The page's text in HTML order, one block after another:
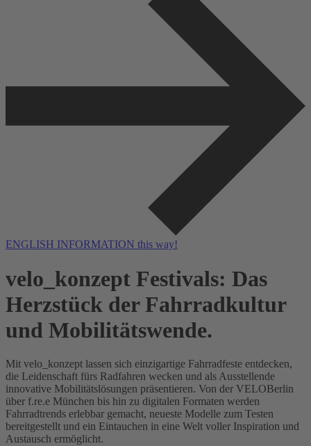
ENGLISH INFORMATION this way!
velo_konzept Festivals: Das
Herzstück der Fahrradkultur
und Mobilitätswende.
Mit velo_konzept lassen sich einzigartige Fahrradfeste entdecken,
die Leidenschaft fürs Radfahren wecken und als Ausstellende
innovative Mobilitätslösungen präsentieren. Von der VELOBerlin
über f.re.e München bis hin zu digitalen Formaten werden
Fahrradtrends erlebbar gemacht, neueste Modelle zum Testen
bereitgestellt und ein Eintauchen in eine Welt voller Inspiration und
Austausch ermöglicht.